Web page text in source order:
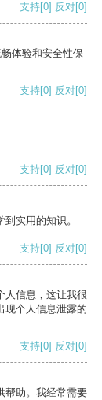
支持[0] 反对[0]
体验和安全性保
支持[0] 反对[0]
支持[0] 反对[0]
实用的知识。
支持[0] 反对[0]
人信息，这让我很
现个人信息泄露的
支持[0] 反对[0]
帮助。我经常需要